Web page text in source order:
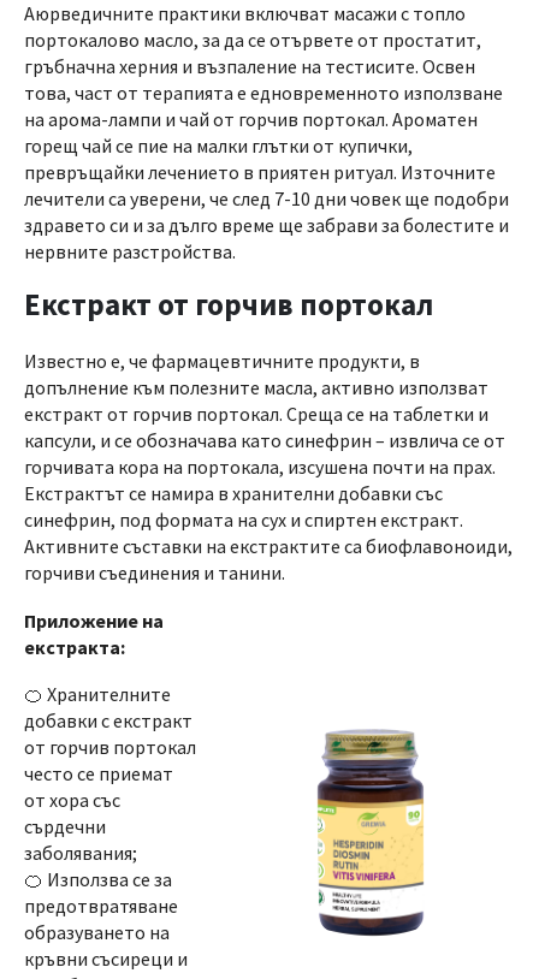
Аюрведичните практики включват масажи с топло
портокалово масло, за да се отървете от простатит,
гръбначна херния и възпаление на тестисите. Освен
това, част от терапията е едновременното използване
на арома-лампи и чай от горчив портокал. Ароматен
горещ чай се пие на малки глътки от купички,
превръщайки лечението в приятен ритуал. Източните
лечители са уверени, че след 7-10 дни човек ще подобри
здравето си и за дълго време ще забрави за болестите и
нервните разстройства.
Екстракт от горчив портокал
Известно е, че фармацевтичните продукти, в
допълнение към полезните масла, активно използват
екстракт от горчив портокал. Среща се на таблетки и
капсули, и се обозначава като синефрин – извлича се от
горчивата кора на портокала, изсушена почти на прах.
Екстрактът се намира в хранителни добавки със
синефрин, под формата на сух и спиртен екстракт.
Активните съставки на екстрактите са биофлавоноиди,
горчиви съединения и танини.
Приложение на
екстракта:
🍊 Хранителните
добавки с екстракт
от горчив портокал
често се приемат
от хора със
сърдечни
заболявания;
🍊 Използва се за
предотвратяване
образуването на
кръвни съсиреци и